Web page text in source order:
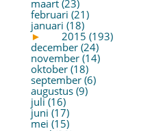
maart (23)
februari (21)
januari (18)
►
2015 (193)
december (24)
november (14)
oktober (18)
september (6)
augustus (9)
juli (16)
juni (17)
mei (15)